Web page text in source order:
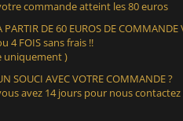
commande atteint les 80 euros
PARTIR DE 60 EUROS DE COMMANDE
4 FOIS sans frais !!
uniquement )
SOUCI AVEC VOTRE COMMANDE ?
avez 14 jours pour nous